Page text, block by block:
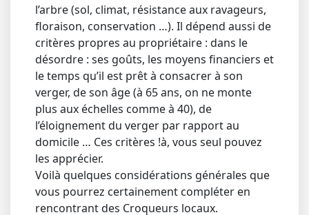
l’arbre (sol, climat, résistance aux ravageurs,
floraison, conservation …). Il dépend aussi de
critères propres au propriétaire : dans le
désordre : ses goûts, les moyens financiers et
le temps qu’il est prêt à consacrer à son
verger, de son âge (à 65 ans, on ne monte
plus aux échelles comme à 40), de
l’éloignement du verger par rapport au
domicile … Ces critères !à, vous seul pouvez
les apprécier.
Voilà quelques considérations générales que
vous pourrez certainement compléter en
rencontrant des Croqueurs locaux.